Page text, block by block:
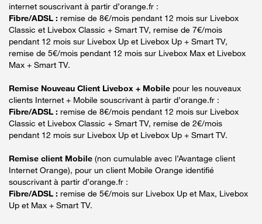
internet souscrivant à partir d’orange.fr :
Fibre/ADSL : remise de 8€/mois pendant 12 mois sur Livebox
Classic et Livebox Classic + Smart TV, remise de 7€/mois
pendant 12 mois sur Livebox Up et Livebox Up + Smart TV,
remise de 5€/mois pendant 12 mois sur Livebox Max et Livebox
Max + Smart TV.
Remise Nouveau Client Livebox + Mobile pour les nouveaux
clients Internet + Mobile souscrivant à partir d’orange.fr :
Fibre/ADSL : remise de 8€/mois pendant 12 mois sur Livebox
Classic et Livebox Classic + Smart TV, remise de 2€/mois
pendant 12 mois sur Livebox Up et Livebox Up + Smart TV.
Remise client Mobile (non cumulable avec l’Avantage client
Internet Orange), pour un client Mobile Orange identifié
souscrivant à partir d’orange.fr :
Fibre/ADSL : remise de 5€/mois sur Livebox Up et Max, Livebox
Up et Max + Smart TV.